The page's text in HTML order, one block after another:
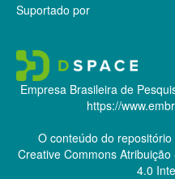
Suportado por
Empresa Brasileira de
https://
O conteúdo do
Creative CommonsAtribuição
4.0